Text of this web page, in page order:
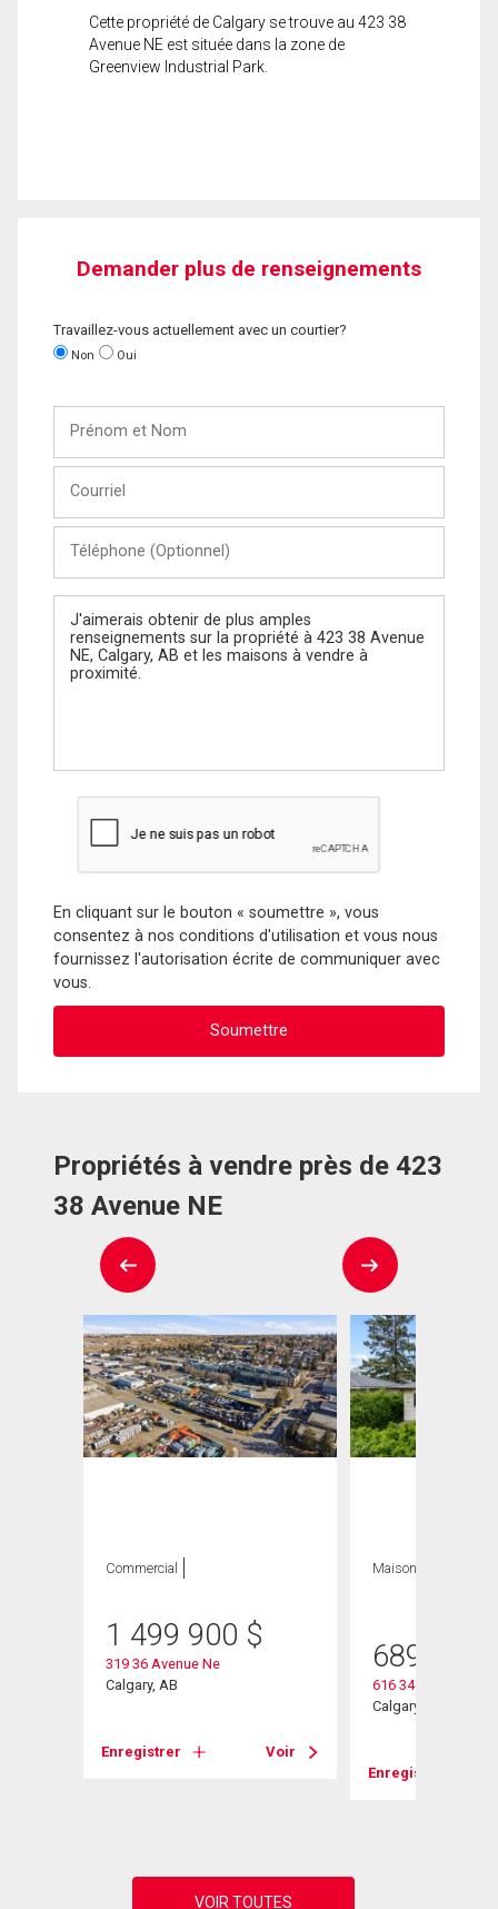
Cette propriété de Calgary se trouve au 423 38
Avenue NE est située dans la zone de
Greenview Industrial Park.
Demander plus de renseignements
Travaillez-vous actuellement avec un courtier?
Non Oui
Nom
(Optionnel)
Message
En cliquant sur le bouton « soumettre », vous
consentez à nos conditions d'utilisation et vous nous
fournissez l'autorisation écrite de communiquer avec
vous.
Propriétés à vendre près de 423
38 Avenue NE
Commercial
1 499 900 $
319 36 Avenue Ne
Calgary, AB
Enregistrer Voir
Maison
689 000
616 34 Avenue Ne
Calgary, AB
Enregistrer